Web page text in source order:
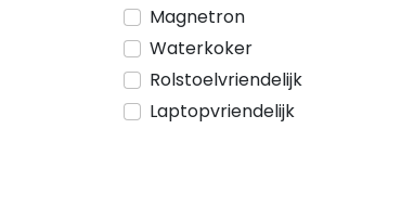
Magnetron
Waterkoker
Rolstoelvriendelijk
Laptopvriendelijk